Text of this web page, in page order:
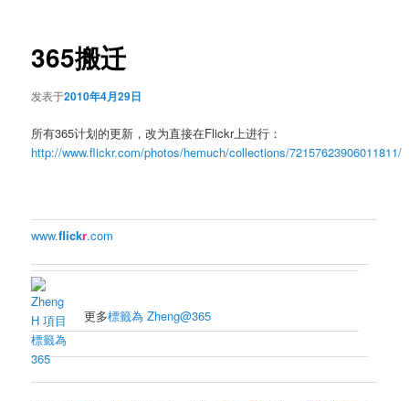
365搬迁
发表于2010年4月29日
所有365计划的更新，改为直接在Flickr上进行：
http://www.flickr.com/photos/hemuch/collections/72157623906011811/
www.flickr.com
更多標籤為 Zheng@365